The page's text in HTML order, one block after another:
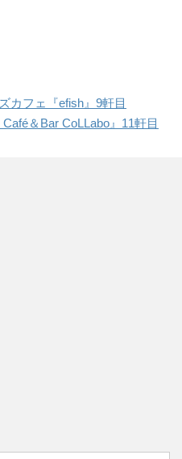
カフェ『efish』9軒目
＆Bar CoLLabo』11軒目